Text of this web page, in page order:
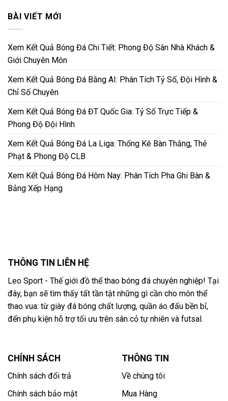
BÀI VIẾT MỚI
Xem Kết Quả Bóng Đá Chi Tiết: Phong Độ Sân Nhà Khách &
Giới Chuyên Môn
Xem Kết Quả Bóng Đá Bằng AI: Phân Tích Tỷ Số, Đội Hình &
Chỉ Số Chuyên
Xem Kết Quả Bóng Đá ĐT Quốc Gia: Tỷ Số Trực Tiếp &
Phong Độ Đội Hình
Xem Kết Quả Bóng Đá La Liga: Thống Kê Bàn Thắng, Thẻ
Phạt & Phong Độ CLB
Xem Kết Quả Bóng Đá Hôm Nay: Phân Tích Pha Ghi Bàn &
Bảng Xếp Hạng
THÔNG TIN LIÊN HỆ
Leo Sport - Thế giới đồ thể thao bóng đá chuyên nghiệp! Tại
đây, bạn sẽ tìm thấy tất tần tật những gì cần cho môn thể
thao vua: từ giày đá bóng chất lượng, quần áo đấu bền bỉ,
đến phụ kiện hỗ trợ tối ưu trên sân cỏ tự nhiên và futsal.
CHÍNH SÁCH
Chính sách đổi trả
Chính sách bảo mật
THÔNG TIN
Về chúng tôi
Mua Hàng